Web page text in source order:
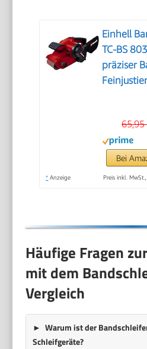
Einhell
TC-BS
präziser
integrierte
65,95
Bei
* Anzeige Preis inkl.
Häufige Fragen
mit dem
Vergleich
Warum ist der
Schleifgeräte?